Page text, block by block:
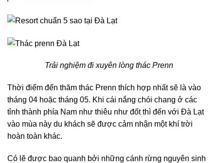
Trải nghiệm đi xuyên lòng thác Prenn
Thời điểm đến thăm thác Prenn thích hợp nhất sẽ là vào
tháng 04 hoặc tháng 05. Khi cái nắng chói chang ở các
tỉnh thành phía Nam như thiêu như đốt thì đến với Đà Lạt
vào mùa này du khách sẽ được cảm nhận một khí trời
hoàn toàn khác.
Có lẽ được bao quanh bởi những cánh rừng nguyên sinh